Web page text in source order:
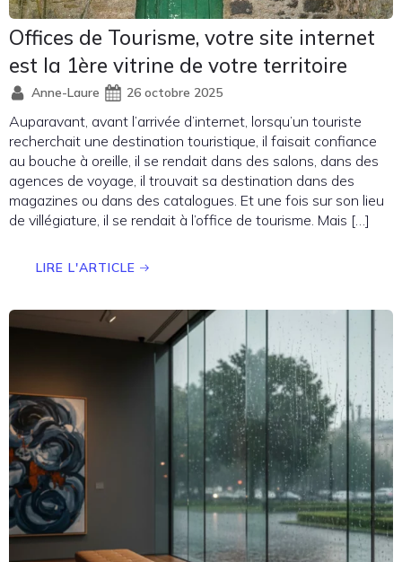
Offices de Tourisme, votre site internet
est la 1ère vitrine de votre territoire
Anne-Laure 26 octobre 2025
Auparavant, avant l’arrivée d’internet, lorsqu’un touriste
recherchait une destination touristique, il faisait confiance
au bouche à oreille, il se rendait dans des salons, dans des
agences de voyage, il trouvait sa destination dans des
magazines ou dans des catalogues. Et une fois sur son lieu
de villégiature, il se rendait à l’office de tourisme. Mais […]
LIRE L'ARTICLE